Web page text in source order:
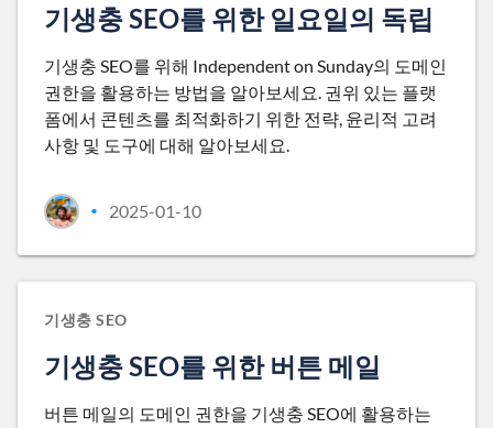
기생충 SEO를 위한 일요일의 독립
기생충 SEO를 위해 Independent on Sunday의 도메인
권한을 활용하는 방법을 알아보세요. 권위 있는 플랫
폼에서 콘텐츠를 최적화하기 위한 전략, 윤리적 고려
사항 및 도구에 대해 알아보세요.
• 2025-01-10
기생충 SEO
기생충 SEO를 위한 버튼 메일
버튼 메일의 도메인 권한을 기생충 SEO에 활용하는